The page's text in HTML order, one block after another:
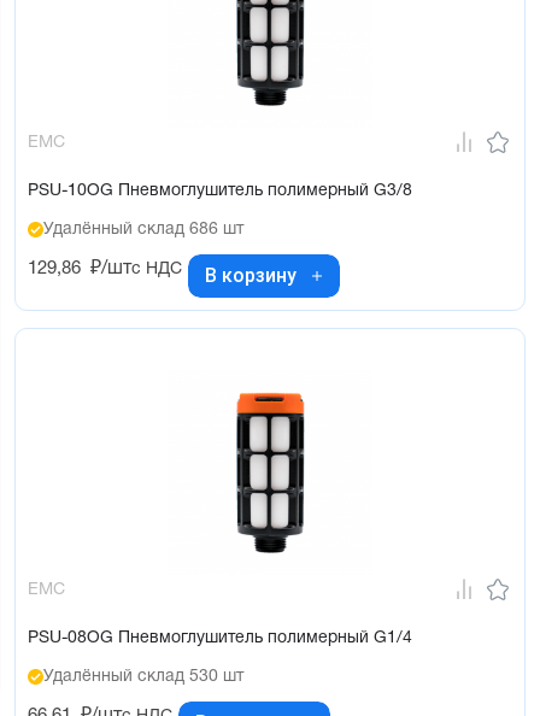
EMC
PSU-10OG Пневмоглушитель полимерный G3/8
Удалённый склад 686 шт
129,86 ₽/штс НДС В корзину
EMC
PSU-08OG Пневмоглушитель полимерный G1/4
Удалённый склад 530 шт